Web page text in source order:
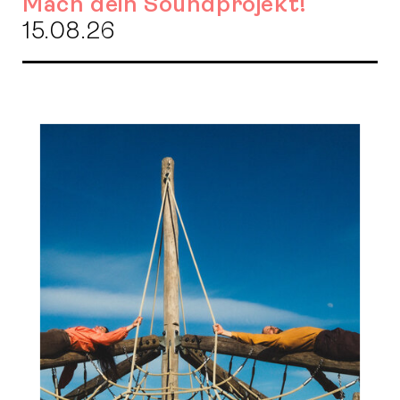
Mach dein Soundprojekt!
15.08.26